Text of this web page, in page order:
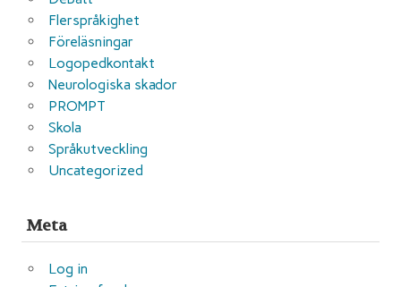
Flerspråkighet
Föreläsningar
Logopedkontakt
Neurologiska skador
PROMPT
Skola
Språkutveckling
Uncategorized
Meta
Log in